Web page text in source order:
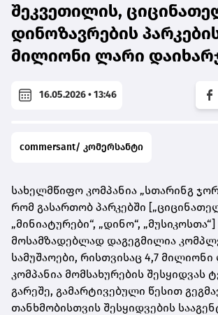
შეკვეთილის,
დინოზავრების
მილიონი ლარი
16.05.2026 • 13:46
commersant/ კომერსანტი
სახელმწიფო კომპანია „სთარინგ
რომ გასართობ პარკებში
„მინიატურები“, „დინო“,
მოსამზადებლად დაგეგმილია
სამუშაოები, რისთვისაც 4,7
კომპანია მომსახურების შესყიდვას
გარეშე, გამარტივებული წესით
თანხმობისთვის შესყიდვების